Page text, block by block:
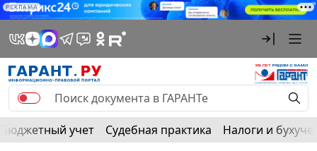
РЕКЛАМА
Бюджетный учет Судебная практика Налоги и